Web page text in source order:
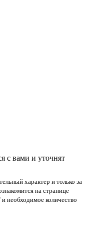
с вами и уточнят
характер и только за
на странице
необходимое количество